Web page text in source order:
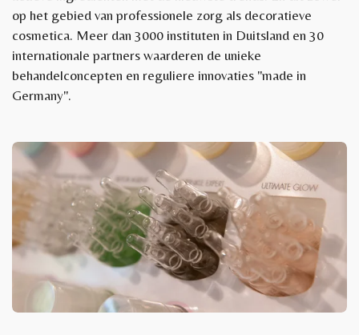
op het gebied van professionele zorg als decoratieve
cosmetica. Meer dan 3000 instituten in Duitsland en 30
internationale partners waarderen de unieke
behandelconcepten en reguliere innovaties "made in
Germany".